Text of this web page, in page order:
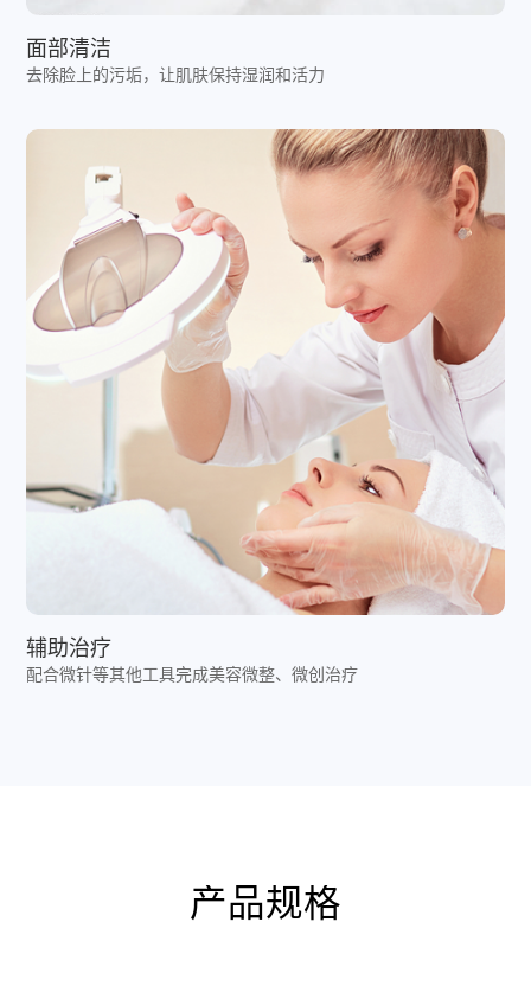
面部清洁
去除脸上的污垢，让肌肤保持湿润和活力
辅助治疗
配合微针等其他工具完成美容微整、微创治疗
产品规格